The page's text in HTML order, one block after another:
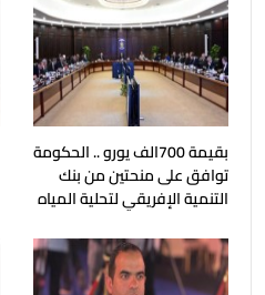
بقيمة 700الف يورو .. الحكومة
توافق على منحتين من بنك
التنمية الإفريقي لتحلية المياه